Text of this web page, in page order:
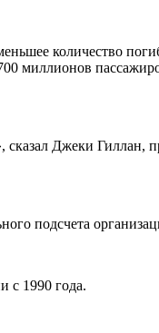
количество
миллионов
сказал Джеки Гиллан,
подсчета
с 1990 года.